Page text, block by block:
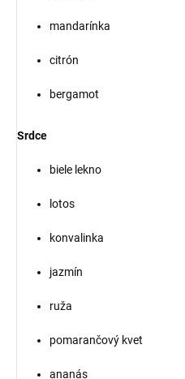
mandarínka
citrón
bergamot
Srdce
biele lekno
lotos
konvalinka
jazmín
ruža
pomarančový kvet
ananás